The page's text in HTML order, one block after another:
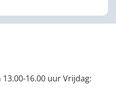
16.00 uur Vrijdag: